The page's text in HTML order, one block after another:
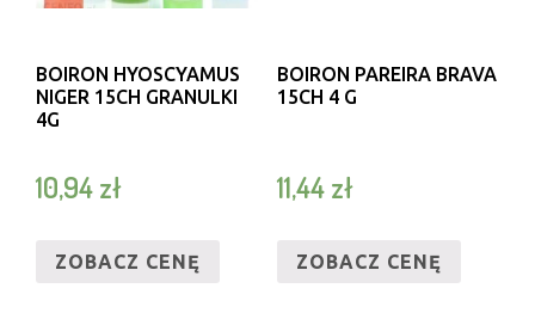
BOIRON HYOSCYAMUS
NIGER 15CH GRANULKI
4G
10,94zł
ZOBACZ CENĘ
BOIRON PAREIRA BRAVA
15CH 4 G
11,44zł
ZOBACZ CENĘ